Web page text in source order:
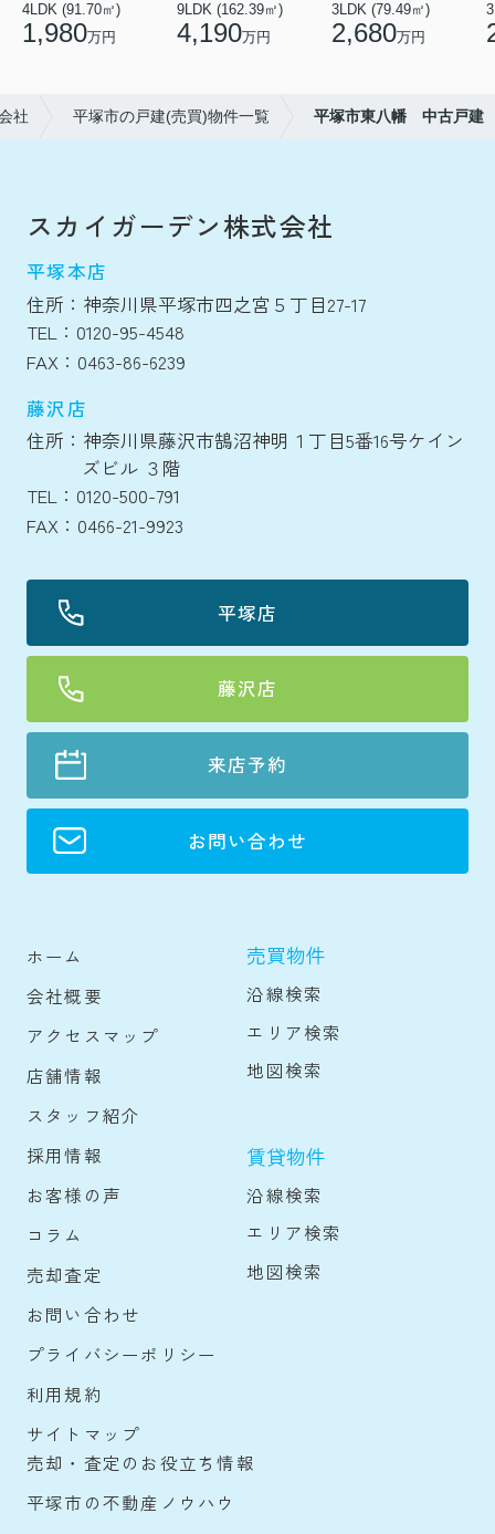
4LDK (91.70㎡)
1,980万円
9LDK (162.39㎡)
4,190万円
3LDK (79.49㎡)
2,680万円
社 平塚市の戸建(売買)物件一覧 平塚市東八幡 中古戸建
スカイガーデン株式会社
平塚本店
住所：神奈川県平塚市四之宮５丁目27-17
TEL：0120-95-4548
FAX：0463-86-6239
藤沢店
住所：神奈川県藤沢市鵠沼神明１丁目5番16号ケイン
ズビル ３階
TEL：0120-500-791
FAX：0466-21-9923
平塚店
藤沢店
来店予約
お問い合わせ
ホーム
会社概要
アクセスマップ
店舗情報
スタッフ紹介
採用情報
お客様の声
コラム
売却査定
お問い合わせ
プライバシーポリシー
利用規約
サイトマップ
売買物件
沿線検索
エリア検索
地図検索
賃貸物件
沿線検索
エリア検索
地図検索
売却・査定のお役立ち情報
平塚市の不動産ノウハウ